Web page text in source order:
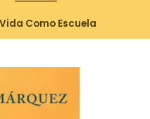
Como Escuela